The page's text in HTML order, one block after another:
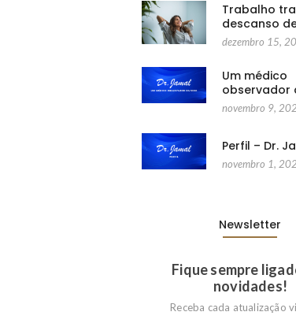
Trabalho
descanso
dezembro 15,
Um médico
observador
novembro 9,
Perfil – Dr.
novembro 1,
Newsletter
Fique sempre
novidades!
Receba cada atualização